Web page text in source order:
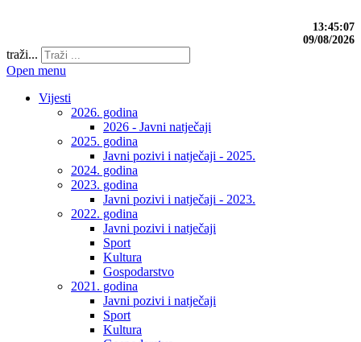
13:45:08
09/08/2026
traži...
Open menu
Vijesti
2026. godina
2026 - Javni natječaji
2025. godina
Javni pozivi i natječaji - 2025.
2024. godina
2023. godina
Javni pozivi i natječaji - 2023.
2022. godina
Javni pozivi i natječaji
Sport
Kultura
Gospodarstvo
2021. godina
Javni pozivi i natječaji
Sport
Kultura